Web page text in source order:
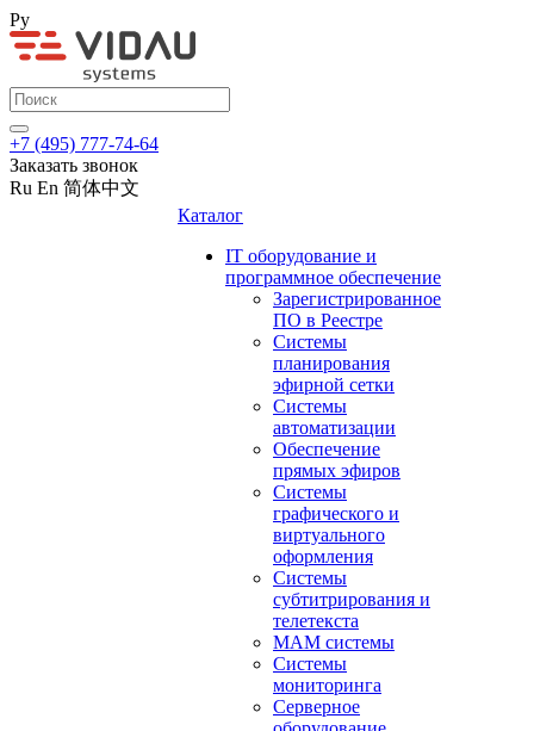
Ру
+7 (495) 777-74-64
Заказать звонок
Ru En 简体中文
Каталог
IT оборудование и
программное обеспечение
Зарегистрированное
ПО в Реестре
Системы
планирования
эфирной сетки
Системы
автоматизации
Обеспечение
прямых эфиров
Системы
графического и
виртуального
оформления
Системы
субтитрирования и
телетекста
MAM системы
Системы
мониторинга
Серверное